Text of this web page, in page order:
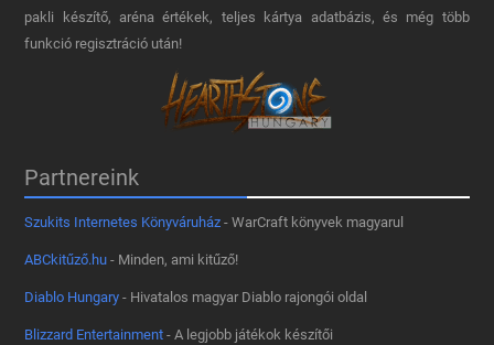
pakli készítő, aréna értékek, teljes kártya adatbázis, és még több
funkció regisztráció után!
Partnereink
Szukits Internetes Könyváruház - WarCraft könyvek magyarul
ABCkitűző.hu - Minden, ami kitűző!
Diablo Hungary - Hivatalos magyar Diablo rajongói oldal
Blizzard Entertainment - A legjobb játékok készítői